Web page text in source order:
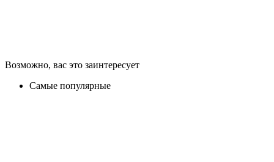
Возможно, вас это заинтересует
Самые популярные